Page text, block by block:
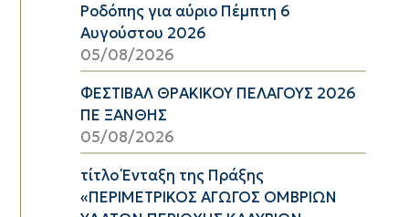
Ροδόπης για αύριο Πέμπτη 6
Αυγούστου 2026
05/08/2026
ΦΕΣΤΙΒΑΛ ΘΡΑΚΙΚΟΥ ΠΕΛΑΓΟΥΣ 2026
ΠΕ ΞΑΝΘΗΣ
05/08/2026
τίτλο Ένταξη της Πράξης
«ΠΕΡΙΜΕΤΡΙΚΟΣ ΑΓΩΓΟΣ ΟΜΒΡΙΩΝ